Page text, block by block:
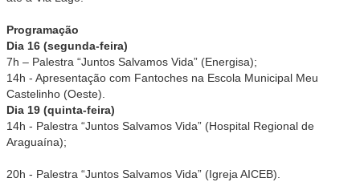
Programação
Dia 16 (segunda-feira)
7h – Palestra “Juntos Salvamos Vida” (Energisa);
14h - Apresentação com Fantoches na Escola Municipal Meu
Castelinho (Oeste).
Dia 19 (quinta-feira)
14h - Palestra “Juntos Salvamos Vida” (Hospital Regional de
Araguaína);
20h - Palestra “Juntos Salvamos Vida” (Igreja AICEB).